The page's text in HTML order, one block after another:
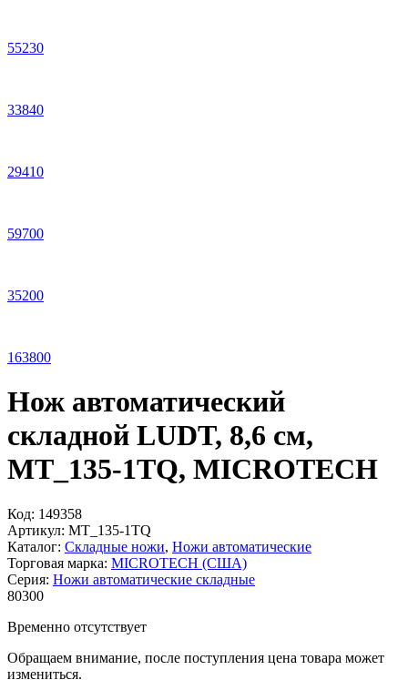
55230
33840
29410
59700
35200
163800
Нож автоматический
складной LUDT, 8,6 см,
MT_135-1TQ, MICROTECH
Код: 149358
Артикул: MT_135-1TQ
Каталог: Складные ножи, Ножи автоматические
Торговая марка: MICROTECH (США)
Серия: Ножи автоматические складные
80300
Временно отсутствует
Обращаем внимание, после поступления цена товара может
измениться.